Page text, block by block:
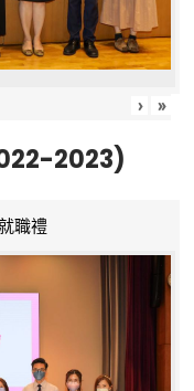
› »
2023)
職禮